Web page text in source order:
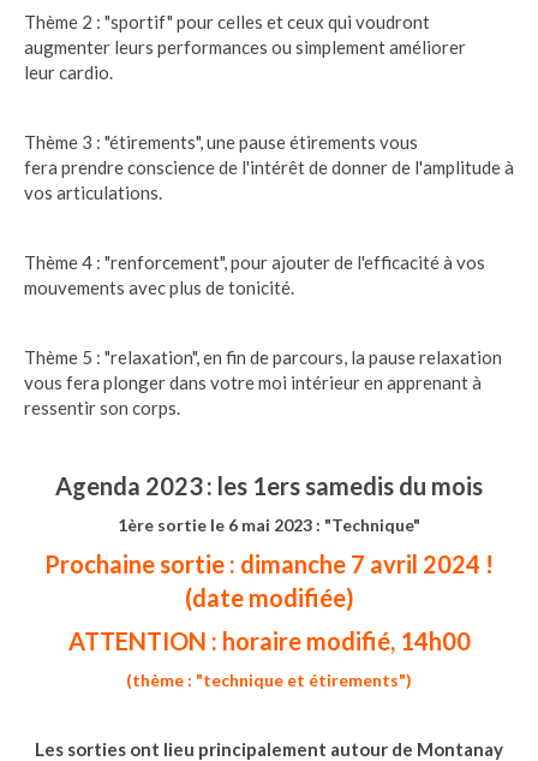
Thème 2 : "sportif" pour celles et ceux qui voudront
augmenter leurs performances ou simplement améliorer
leur cardio.
Thème 3 : "étirements", une pause étirements vous
fera prendre conscience de l'intérêt de donner de l'amplitude à
vos articulations.
Thème 4 : "renforcement", pour ajouter de l'efficacité à vos
mouvements avec plus de tonicité.
Thème 5 : "relaxation", en fin de parcours, la pause relaxation
vous fera plonger dans votre moi intérieur en apprenant à
ressentir son corps.
Agenda 2023: les 1ers samedis du mois
1ère sortie le 6 mai 2023 : "Technique"
Prochaine sortie : dimanche 7 avril 2024 !
(date modifiée)
ATTENTION : horaire modifié, 14h00
(thème : "technique et étirements")
Les sorties ont lieu principalement autour de Montanay